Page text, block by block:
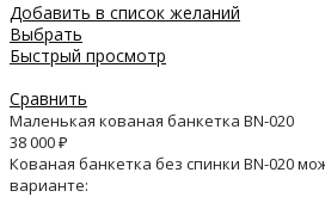
Добавить в список желаний
Выбрать
Быстрый просмотр
Сравнить
Маленькая кованая банкетка BN-020
38 000₽
Кованая банкетка без спинки BN-020
варианте: